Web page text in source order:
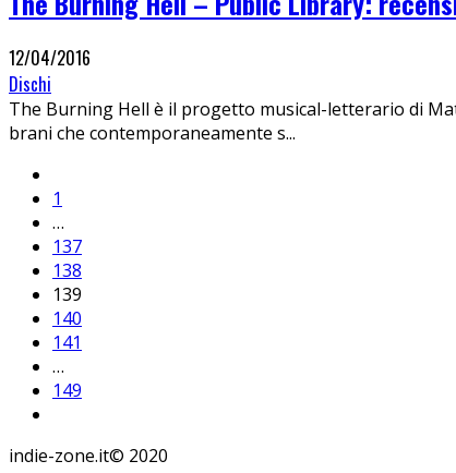
12/04/2016
Dischi
The Burning Hell è il progetto musical-letterario di
brani che contemporaneamente s...
1
…
137
138
139
140
141
…
149
indie-zone.it© 2020